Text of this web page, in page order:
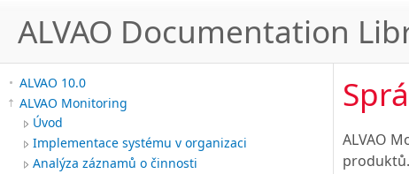
ALVAO Documentation
ALVAO 10.0
ALVAO Monitoring
Úvod
Implementace systému v organizaci
Analýza záznamů o činnosti
ALVAO
produktů.